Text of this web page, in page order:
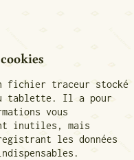
fichier traceur stocké
tablette. Il a pour
vous
inutiles, mais
les données